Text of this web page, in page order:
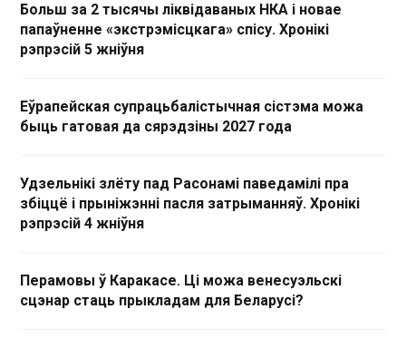
Больш за 2 тысячы ліквідаваных НКА і новае
папаўненне «экстрэмісцкага» спісу. Хронікі
рэпрэсій 5 жніўня
Еўрапейская супрацьбалістычная сістэма можа
быць гатовая да сярэдзіны 2027 года
Удзельнікі злёту пад Расонамі паведамілі пра
збіццё і прыніжэнні пасля затрыманняў. Хронікі
рэпрэсій 4 жніўня
Перамовы ў Каракасе. Ці можа венесуэльскі
сцэнар стаць прыкладам для Беларусі?